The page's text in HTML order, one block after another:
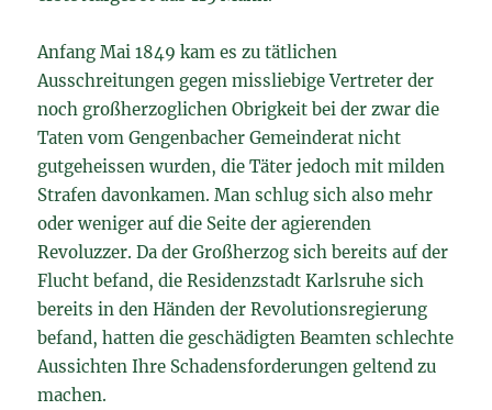
Anfang Mai 1849 kam es zu tätlichen
Ausschreitungen gegen missliebige Vertreter der
noch großherzoglichen Obrigkeit bei der zwar die
Taten vom Gengenbacher Gemeinderat nicht
gutgeheissen wurden, die Täter jedoch mit milden
Strafen davonkamen. Man schlug sich also mehr
oder weniger auf die Seite der agierenden
Revoluzzer. Da der Großherzog sich bereits auf der
Flucht befand, die Residenzstadt Karlsruhe sich
bereits in den Händen der Revolutionsregierung
befand, hatten die geschädigten Beamten schlechte
Aussichten Ihre Schadensforderungen geltend zu
machen.